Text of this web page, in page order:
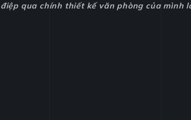
qua chính thiết kế văn phòng của mình